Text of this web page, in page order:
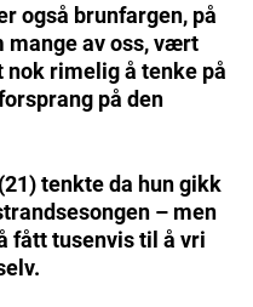
også brunfargen, på
mange av oss, vært
nok rimelig å tenke på
på den
tenkte da hun gikk
– men
fått tusenvis til å vri